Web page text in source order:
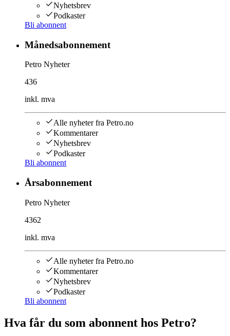
Nyhetsbrev
Podkaster
Bli abonnent
Månedsabonnement
Petro Nyheter
436
inkl. mva
Alle nyheter fra Petro.no
Kommentarer
Nyhetsbrev
Podkaster
Bli abonnent
Årsabonnement
Petro Nyheter
4362
inkl. mva
Alle nyheter fra Petro.no
Kommentarer
Nyhetsbrev
Podkaster
Bli abonnent
Hva får du som abonnent hos Petro?